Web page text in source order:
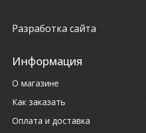
Разработка сайта
Информация
О магазине
Как заказать
Оплата и доставка